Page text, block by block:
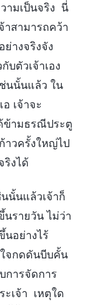
ามเป็นจริง นี่
าสามารถคว้า
ย่างจริงจัง
บตัวเจ้าเอง
นนั้นแล้ว ใน
เจ้าจะ
ข้ามธรณีประตู
าวครั้งใหญ่ไป
ริงได้
นั้นแล้วเจ้าก็
นรายวัน ไม่ว่า
นอย่างไร้
จกดดันบีบคั้น
การจัดการ
ะเจ้า เหตุใด